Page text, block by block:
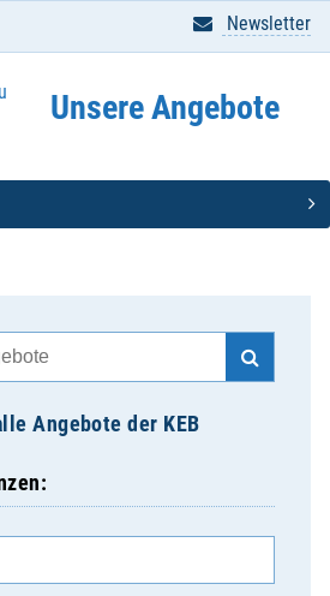
Newsletter
Unsere Angebote
Angebote der KEB